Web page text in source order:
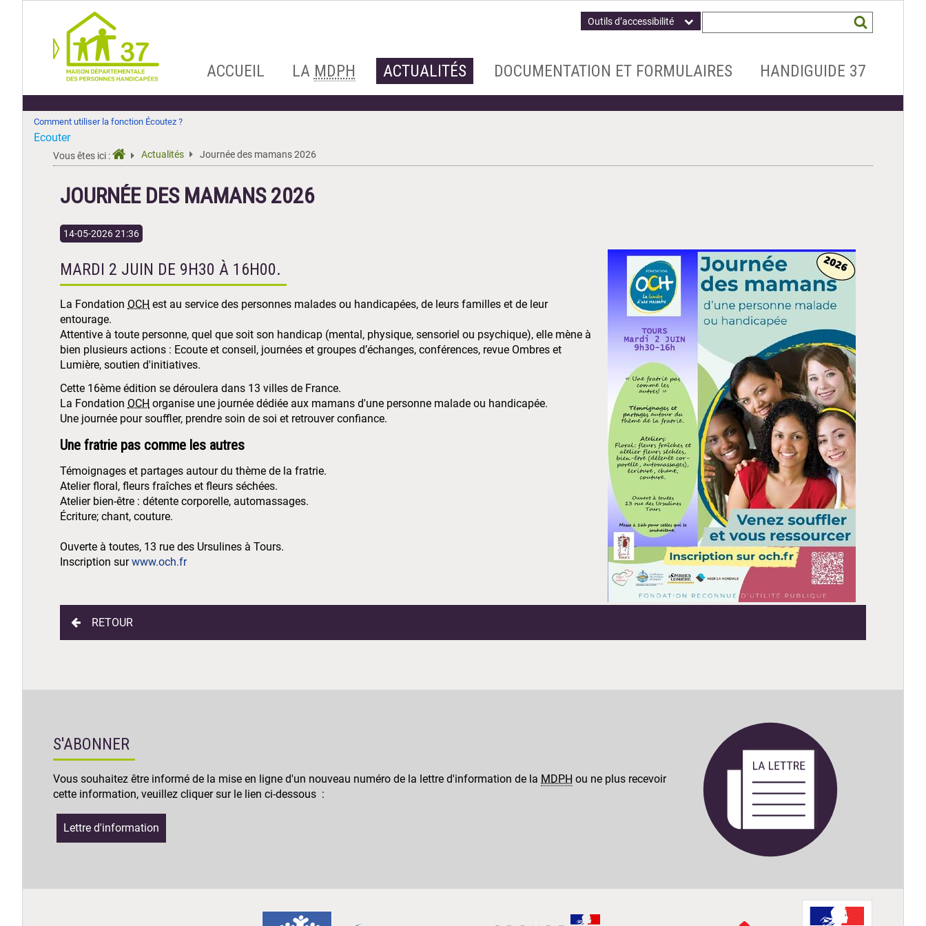
Outils d’accessibilité
AllerACCUEIL LA MDPH ACTUALITÉS DOCUMENTATION ET FORMULAIRES HANDIGUIDE 37
Comment utiliser la fonction Écoutez ?
Ecouter
Vous êtes ici : Actualités Journée des mamans 2026
JOURNÉE DES MAMANS 2026
14-05-2026 21:36
MARDI 2 JUIN DE 9H30 À 16H00.
La Fondation OCH est au service des personnes malades ou handicapées, de leurs familles et de leur
entourage.
Attentive à toute personne, quel que soit son handicap (mental, physique, sensoriel ou psychique), elle mène à
bien plusieurs actions : Ecoute et conseil, journées et groupes d’échanges, conférences, revue Ombres et
Lumière, soutien d'initiatives.
Cette 16ème édition se déroulera dans 13 villes de France.
La Fondation OCH organise une journée dédiée aux mamans d'une personne malade ou handicapée.
Une journée pour souffler, prendre soin de soi et retrouver confiance.
Une fratrie pas comme les autres
Témoignages et partages autour du thème de la fratrie.
Atelier floral, fleurs fraîches et fleurs séchées.
Atelier bien-être : détente corporelle, automassages.
Écriture; chant, couture.
Ouverte à toutes, 13 rue des Ursulines à Tours.
Inscription surwww.och.fr
RETOUR
S'ABONNER
Vous souhaitez être informé de la mise en ligne d'un nouveau numéro de la lettre d'information de la MDPH ou ne plus recevoir
cette information, veuillez cliquer sur le lien ci-dessous :
Lettre d'information